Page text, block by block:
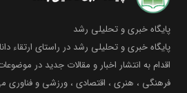
پایگاه خبری و تحلیلی رشد
پایگاه خبری و تحلیلی رشد در راستای ارتقاء
اقدام به انتشار اخبار و مقالات جدید در
فرهنگی ، هنری ، اقتصادی ، ورزشی و فناوری